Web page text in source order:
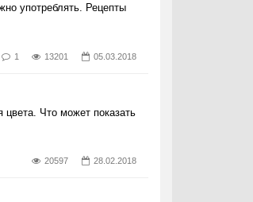
употреблять. Рецепты
1 13201 05.03.2018
Что может показать
20597 28.02.2018